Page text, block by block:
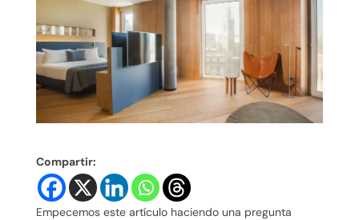
Compartir:
Empecemos este artículo haciendo una pregunta